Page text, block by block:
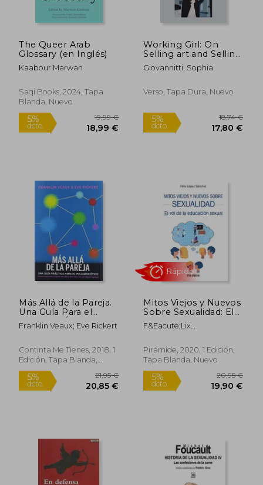
dcto. 12,58 €
The Queer Arab
Glossary (en Inglés)
Kaabour Marwan
Saqi Books, 2024, Tapa
Blanda, Nuevo
dcto.
Working Girl: On
Selling art and Selling
sex (en Inglés)
Giovannitti, Sophia
Verso, Tapa Dura, Nuevo
5%
dcto.
Más Allá de la Pareja.
Una Guía Para el
Poliamor Ético (la
Pasión de Mary Read)
Franklin Veaux; Eve Rickert
Continta Me Tienes, 2018, 1
Edición, Tapa Blanda,
Nuevo
Mitos Viejos y Nuevos
Sobre Sexualidad: El
rol de la Educación
Sexual
F&Eacute;Lix
S&Aacute;Nchez
Pirámide, 2020, 1 Edición,
Tapa Blanda, Nuevo